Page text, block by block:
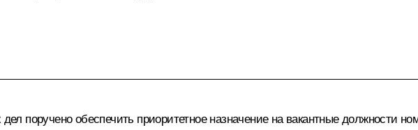
поручено обеспечить приоритетное назначение на вакантные должности